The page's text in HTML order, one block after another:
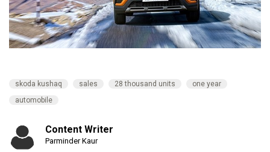
skoda kushaq sales 28 thousand units
one year
automobile
Content Writer
Parminder Kaur